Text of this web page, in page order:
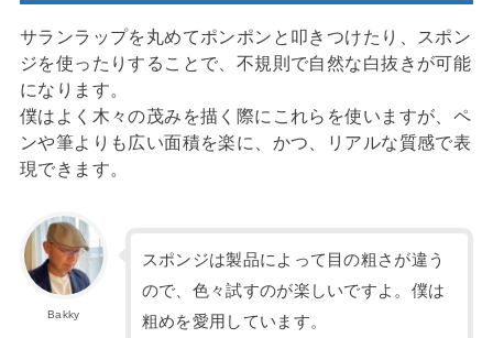
サランラップを丸めてポンポンと叩きつけたり、スポン
ジを使ったりすることで、不規則で自然な白抜きが可能
になります。
僕はよく木々の茂みを描く際にこれらを使いますが、ペ
ンや筆よりも広い面積を楽に、かつ、リアルな質感で表
現できます。
Bakky
スポンジは製品によって目の粗さが違う
ので、色々試すのが楽しいですよ。僕は
粗めを愛用しています。